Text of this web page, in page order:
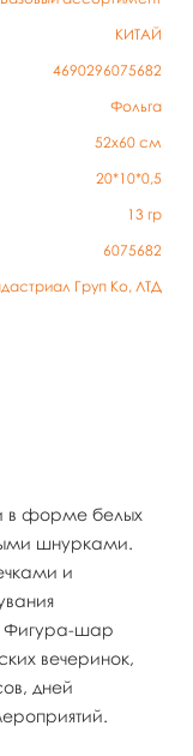
КИТАЙ
4690296075682
Фольга
52х60 см
20*10*0,5
13 гр
6075682
Груп Ко, ЛТД
в форме белых
шнурками.
и
Фигура-шар
вечеринок,
дней